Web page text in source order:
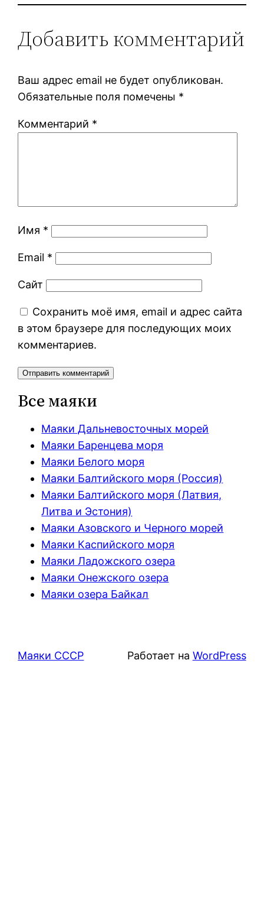
Добавить комментарий
Ваш адрес email не будет опубликован.
Обязательные поля помечены *
Комментарий *
Имя *
Email *
Сайт
Сохранить моё имя, email и адрес сайта
в этом браузере для последующих моих
комментариев.
Все маяки
Маяки Дальневосточных морей
Маяки Баренцева моря
Маяки Белого моря
Маяки Балтийского моря (Россия)
Маяки Балтийского моря (Латвия,
Литва и Эстония)
Маяки Азовского и Черного морей
Маяки Каспийского моря
Маяки Ладожского озера
Маяки Онежского озера
Маяки озера Байкал
Маяки СССР Работает на WordPress